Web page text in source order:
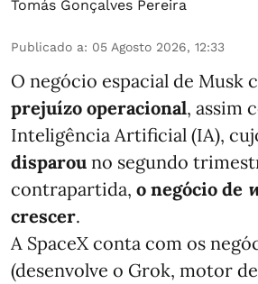
Tomás Gonçalves Pereira
Publicado a: 05 Agosto 2026, 12:33
O negócio espacial de Musk
prejuízo operacional, assim
Inteligência Artificial (IA),
disparou no segundo
contrapartida, o negócio de
crescer.
A SpaceX conta com os
(desenvolve o Grok, motor